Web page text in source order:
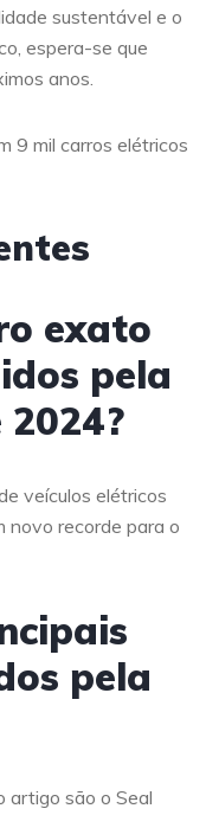
sustentável e o
espera-se que
anos.
exato
pela
2024?
veículos elétricos
novo recorde para o
pela
artigo são o Seal